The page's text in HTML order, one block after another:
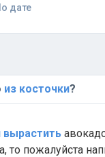
дате
из косточки?
вырастить
то пожалуйста